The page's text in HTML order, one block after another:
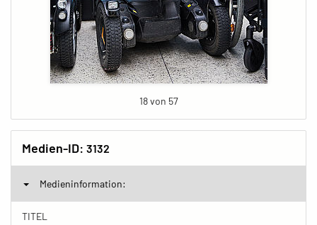
18 von 57
Medien-ID: 3132
Medieninformation:
TITEL